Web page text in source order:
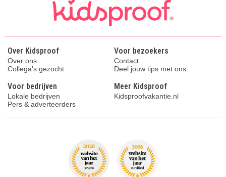
Over Kidsproof
Over ons
Collega's gezocht
Voor bezoekers
Contact
Deel jouw tips met ons
Voor bedrijven
Lokale bedrijven
Pers & adverteerders
Meer Kidsproof
Kidsproofvakantie.nl